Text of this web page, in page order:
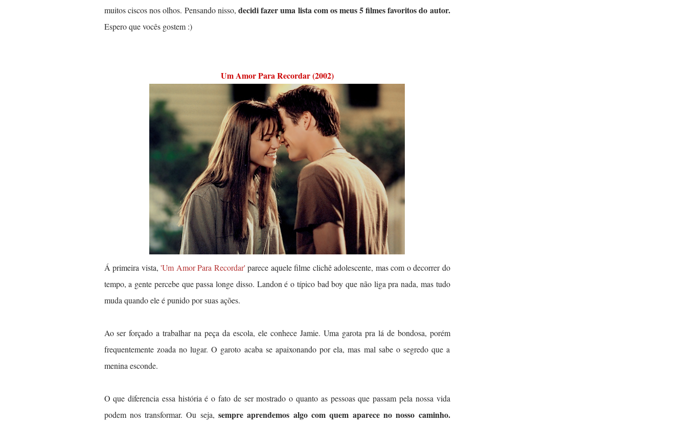
muitos ciscos nos olhos. Pensando nisso,decidi fazer uma lista com os meus 5 filmes favoritos do autor.
Espero que vocês gostem :)
Um Amor Para Recordar (2002)
Á primeira vista, 'Um Amor Para Recordar' parece aquele filme clichê adolescente, mas com o decorrer do
tempo, a gente percebe que passa longe disso. Landon é o típico bad boy que não liga pra nada, mas tudo
muda quando ele é punido por suas ações.
Ao ser forçado a trabalhar na peça da escola, ele conhece Jamie. Uma garota pra lá de bondosa, porém
frequentemente zoada no lugar. O garoto acaba se apaixonando por ela, mas mal sabe o segredo que a
menina esconde.
O que diferencia essa história é o fato de ser mostrado o quanto as pessoas que passam pela nossa vida
podem nos transformar. Ou seja,sempre aprendemos algo com quem aparece no nosso caminho.